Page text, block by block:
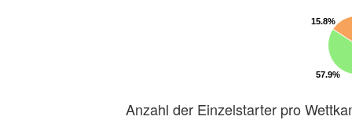
57.9%
57.9%
15.8%
15.8%
Anzahl der Einzelstarter pro